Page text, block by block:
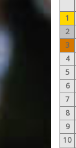
1
2
3
4
5
6
7
8
9
10